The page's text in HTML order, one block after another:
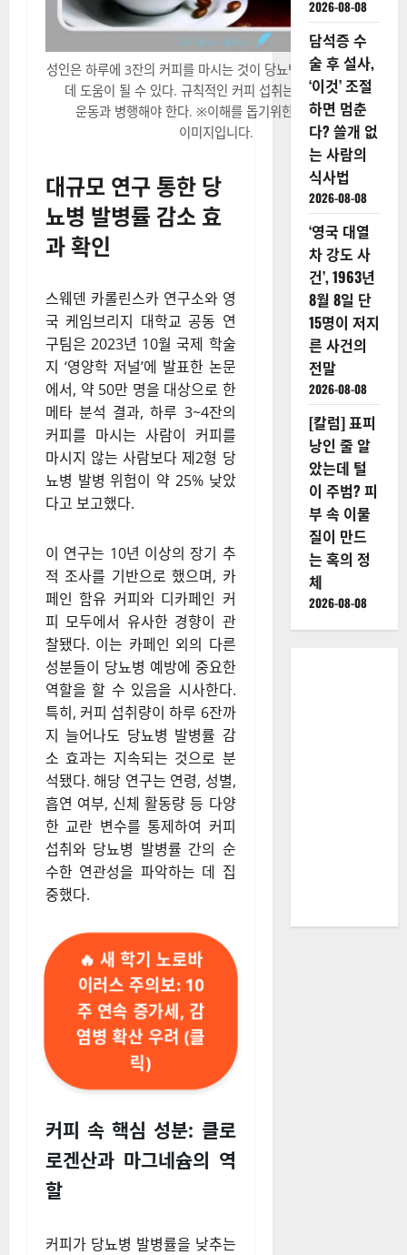
성인은 하루에 3잔의 커피를 마시는 것이 당뇨병 발병률을 낮추는
데 도움이 될 수 있다. 규칙적인 커피 섭취는 건강한 식단과
운동과 병행해야 한다. ※이해를 돕기위한 Canva 출처
이미지입니다.
대규모 연구 통한 당
뇨병 발병률 감소 효
과 확인
스웨덴 카롤린스카 연구소와 영
국 케임브리지 대학교 공동 연
구팀은 2023년 10월 국제 학술
지 ‘영양학 저널’에 발표한 논문
에서, 약 50만 명을 대상으로 한
메타 분석 결과, 하루 3~4잔의
커피를 마시는 사람이 커피를
마시지 않는 사람보다 제2형 당
뇨병 발병 위험이 약 25% 낮았
다고 보고했다.
이 연구는 10년 이상의 장기 추
적 조사를 기반으로 했으며, 카
페인 함유 커피와 디카페인 커
피 모두에서 유사한 경향이 관
찰됐다. 이는 카페인 외의 다른
성분들이 당뇨병 예방에 중요한
역할을 할 수 있음을 시사한다.
특히, 커피 섭취량이 하루 6잔까
지 늘어나도 당뇨병 발병률 감
소 효과는 지속되는 것으로 분
석됐다. 해당 연구는 연령, 성별,
흡연 여부, 신체 활동량 등 다양
한 교란 변수를 통제하여 커피
섭취와 당뇨병 발병률 간의 순
수한 연관성을 파악하는 데 집
중했다.
🔥 새 학기 노로바
이러스 주의보: 10
주 연속 증가세, 감
염병 확산 우려 (클
릭)
커피 속 핵심 성분: 클로
로겐산과 마그네슘의 역
할
커피가 당뇨병 발병률을 낮추는
2026-08-08
담석증 수
술 후 설사,
‘이것’ 조절
하면 멈춘
다? 쓸개 없
는 사람의
식사법
2026-08-08
‘영국 대열
차 강도 사
건’, 1963년
8월 8일 단
15명이 저지
른 사건의
전말
2026-08-08
[칼럼] 표피
낭인 줄 알
았는데 털
이 주범? 피
부 속 이물
질이 만드
는 혹의 정
체
2026-08-08